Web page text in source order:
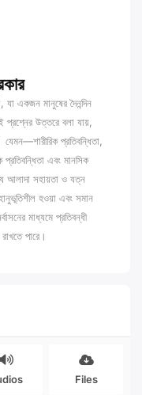
যা একজন মানুষের দৈনন্দিন
উত্তরে বলা যায়,
প্রতিবন্ধিতা,
প্রতিবন্ধিতা এবং মানসিক
আলাদা সহায়তা ও যত্ন
হওয়া এবং সমান
মাধ্যমে প্রতিবন্ধী
পারে।
Files